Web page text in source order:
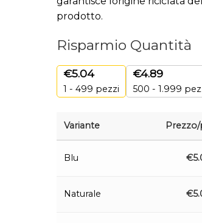
prodotto.
Risparmio Quantità
€5.04
1 - 499 pezzi
€4.89
500 - 1.999
Variante
Blu €
Naturale €